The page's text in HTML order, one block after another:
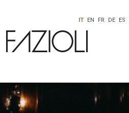
IT EN FR DE ES